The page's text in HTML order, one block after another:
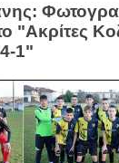
"Ακρίτες
1"